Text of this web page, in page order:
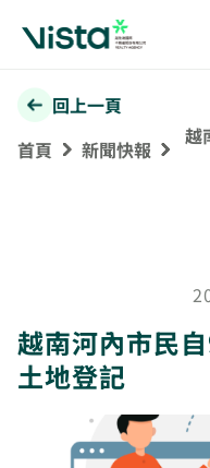
回上一頁
首頁
新聞快報
越
越南河內市民
土地登記